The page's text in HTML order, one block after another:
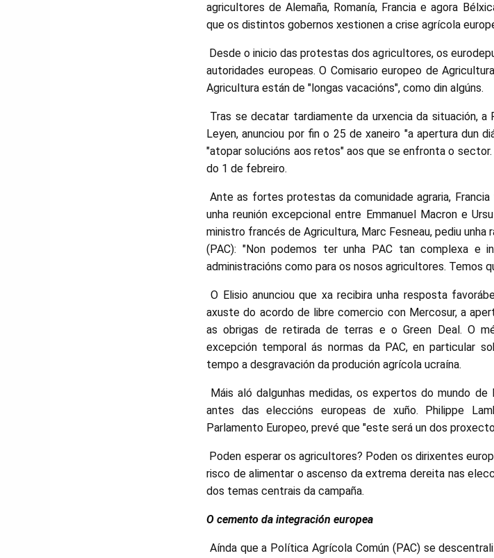
agricultores de Alemaña, Romanía, Francia e agora
que os distintos gobernos xestionen a crise agrícola
Desde o inicio das protestas dos agricultores, os
autoridades europeas. O Comisario europeo de
Agricultura están de "longas vacacións", como din algúns.
Tras se decatar tardiamente da urxencia da situación, a
Leyen, anunciou por fin o 25 de xaneiro "a apertura dun
"atopar solucións aos retos" aos que se enfronta o
do 1 de febreiro.
Ante as fortes protestas da comunidade agraria,
unha reunión excepcional entre Emmanuel Macron e
ministro francés de Agricultura, Marc Fesneau, pediu
(PAC): "Non podemos ter unha PAC tan complexa e
administracións como para os nosos agricultores. Temos
O Elisio anunciou que xa recibira unha resposta
axuste do acordo de libre comercio con Mercosur, a
as obrigas de retirada de terras e o Green Deal. O
excepción temporal ás normas da PAC, en particular
tempo a desgravación da produción agrícola ucraína.
Máis aló dalgunhas medidas, os expertos do mundo
antes das eleccións europeas de xuño. Philippe
Parlamento Europeo, prevé que "este será un dos
Poden esperar os agricultores? Poden os dirixentes
risco de alimentar o ascenso da extrema dereita nas
dos temas centrais da campaña.
O cemento da integración europea
Aínda que a Política Agrícola Común (PAC) se